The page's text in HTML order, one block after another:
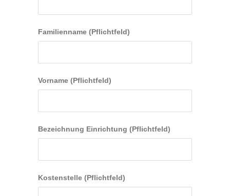
Familienname (Pflichtfeld)
Vorname (Pflichtfeld)
Bezeichnung Einrichtung (Pflichtfeld)
Kostenstelle (Pflichtfeld)